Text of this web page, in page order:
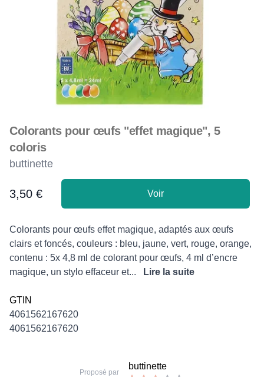
Colorants pour œufs "effet magique", 5
coloris
buttinette
Product information
3,50 € Voir
Description
Colorants pour œufs effet magique, adaptés aux œufs
clairs et foncés, couleurs : bleu, jaune, vert, rouge, orange,
contenu : 5x 4,8 ml de colorant pour œufs, 4 ml d’encre
magique, un stylo effaceur et...
Lire la suite
GTIN
4061562167620
4061562167620
Proposé par
buttinette